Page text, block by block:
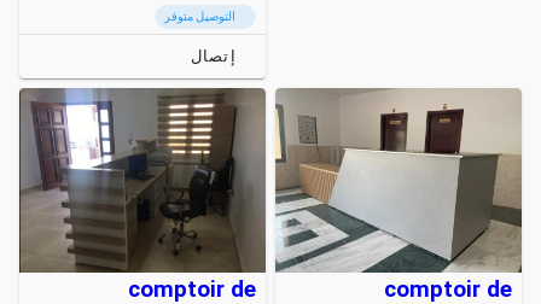
التوصيل متوفر
إتصال
comptoir de
comptoir de